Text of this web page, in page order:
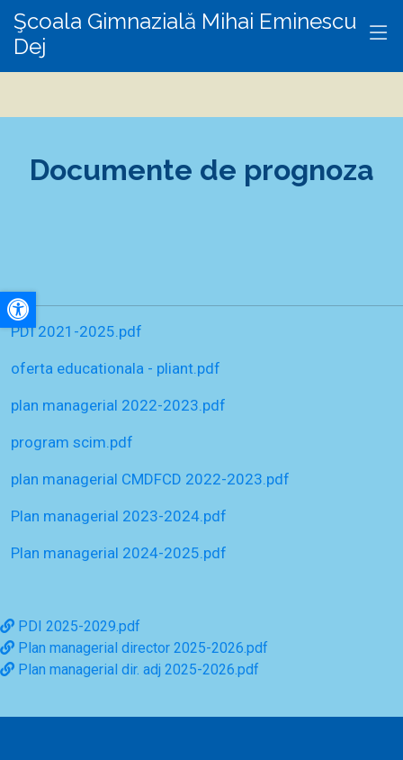
Şcoala Gimnazială Mihai Eminescu
Dej
A+
A-
Documente de prognoza
PDI 2021-2025.pdf
oferta educationala - pliant.pdf
plan managerial 2022-2023.pdf
program scim.pdf
plan managerial CMDFCD 2022-2023.pdf
Plan managerial 2023-2024.pdf
Plan managerial 2024-2025.pdf
PDI 2025-2029.pdf
Plan managerial director 2025-2026.pdf
Plan managerial dir. adj 2025-2026.pdf